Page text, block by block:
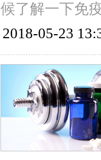
候了解一下免
2018-05-23